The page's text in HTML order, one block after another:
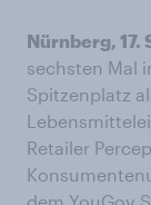
Nürnberg, 17.
sechsten Mal
Spitzenplatz
Retailer